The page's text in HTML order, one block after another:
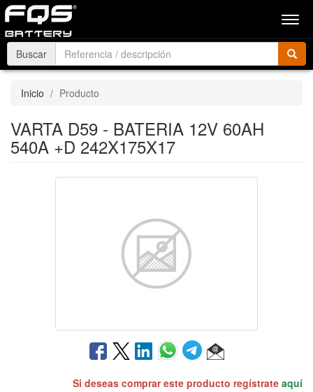
Buscar
Inicio Producto
VARTA D59 - BATERIA 12V 60AH
540A +D 242X175X17
Si deseas comprar este producto regístrate aquí